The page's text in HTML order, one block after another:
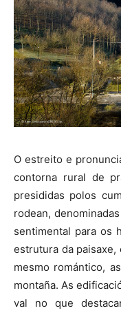
O estreito e
contorna rural de
presididas polos
rodean, denominadas
sentimental para os
estrutura da
mesmo romántico,
montaña. As
val no que